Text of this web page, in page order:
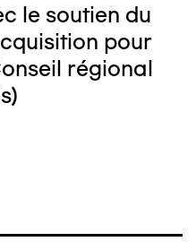
le soutien du
pour
régional